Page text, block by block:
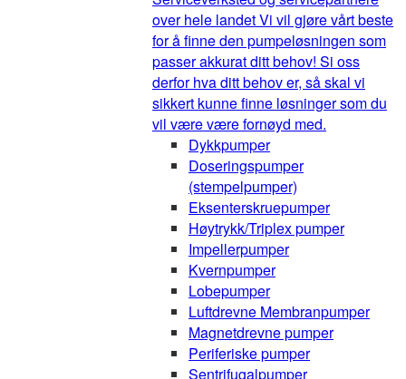
over hele landet Vi vil gjøre vårt beste
for å finne den pumpeløsningen som
passer akkurat ditt behov! Si oss
derfor hva ditt behov er, så skal vi
sikkert kunne finne løsninger som du
vil være være fornøyd med.
Dykkpumper
Doseringspumper
(stempelpumper)
Eksenterskruepumper
Høytrykk/Triplex pumper
Impellerpumper
Kvernpumper
Lobepumper
Luftdrevne Membranpumper
Magnetdrevne pumper
Periferiske pumper
Sentrifugalpumper